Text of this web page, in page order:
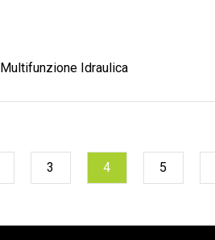
Multifunzione Idraulica
3 4 5